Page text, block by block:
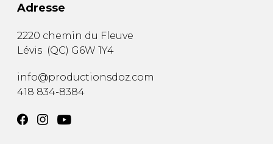
Adresse
2220 chemin du Fleuve
Lévis (QC) G6W 1Y4
info@productionsdoz.com
418 834-8384